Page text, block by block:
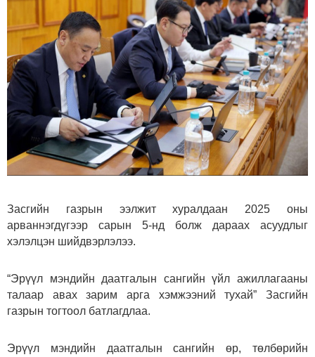
Засгийн газрын ээлжит хуралдаан 2025 оны
арваннэгдүгээр сарын 5-нд болж дараах асуудлыг
хэлэлцэн шийдвэрлэлээ.
“Эрүүл мэндийн даатгалын сангийн үйл ажиллагааны
талаар авах зарим арга хэмжээний тухай” Засгийн
газрын тогтоол батлагдлаа.
Эрүүл мэндийн даатгалын сангийн өр, төлбөрийн